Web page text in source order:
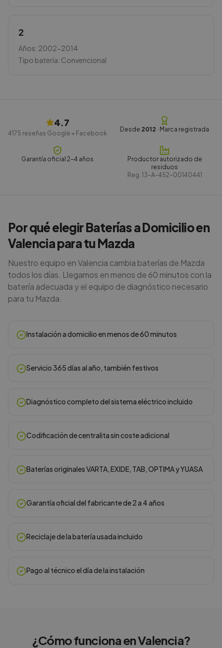
2
Años: 2002-2014
Tipo batería: Convencional
4.7
4175 reseñas Google + Facebook
Desde 2012 · Marca registrada
Garantía oficial 2-4 años
Productor autorizado de
residuos
Reg. 13-A-452-00140441
Por qué elegir Baterías a Domicilio en
Valencia para tu Mazda
Nuestro equipo en Valencia cambia baterías de Mazda
todos los días. Llegamos en menos de 60 minutos con la
batería adecuada y el equipo de diagnóstico necesario
para tu Mazda.
Instalación a domicilio en menos de 60 minutos
Servicio 365 días al año, también festivos
Diagnóstico completo del sistema eléctrico incluido
Codificación de centralita sin coste adicional
Baterías originales VARTA, EXIDE, TAB, OPTIMA y YUASA
Garantía oficial del fabricante de 2 a 4 años
Reciclaje de la batería usada incluido
Pago al técnico el día de la instalación
¿Cómo funciona enValencia?